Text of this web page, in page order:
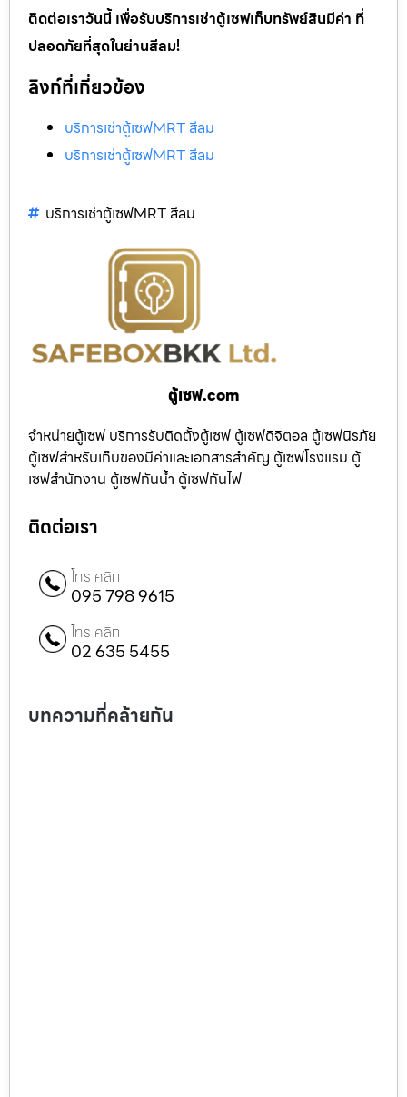
ติดต่อเราวันนี้ เพื่อรับบริการเช่าตู้เซฟเก็บทรัพย์สินมีค่า ที่
ปลอดภัยที่สุดในย่านสีลม!
ลิงก์ที่เกี่ยวข้อง
บริการเช่าตู้เซฟMRT สีลม
บริการเช่าตู้เซฟMRT สีลม
บริการเช่าตู้เซฟMRT สีลม
ตู้เซฟ.com
จำหน่ายตู้เซฟ บริการรับติดตั้งตู้เซฟ ตู้เซฟดิจิตอล ตู้เซฟนิรภัย
ตู้เซฟสำหรับเก็บของมีค่าและเอกสารสำคัญ ตู้เซฟโรงแรม ตู้
เซฟสำนักงาน ตู้เซฟกันน้ำ ตู้เซฟกันไฟ
ติดต่อเรา
โทร คลิก
095 798 9615
โทร คลิก
02 635 5455
บทความที่คล้ายกัน